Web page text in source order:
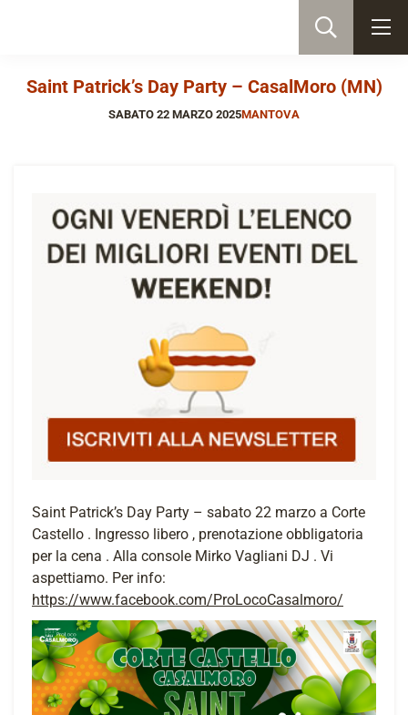
Saint Patrick’s Day Party – CasalMoro (MN)
SABATO 22 MARZO 2025MANTOVA
Saint Patrick’s Day Party – sabato 22 marzo a Corte
Castello . Ingresso libero , prenotazione obbligatoria
per la cena . Alla console Mirko Vagliani DJ . Vi
aspettiamo. Per info:
https://www.facebook.com/ProLocoCasalmoro/